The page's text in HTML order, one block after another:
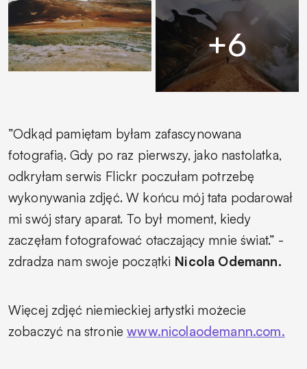
”Odkąd pamiętam byłam zafascynowana
fotografią. Gdy po raz pierwszy, jako nastolatka,
odkryłam serwis Flickr poczułam potrzebę
wykonywania zdjęć. W końcu mój tata podarował
mi swój stary aparat. To był moment, kiedy
zaczęłam fotografować otaczający mnie świat.” -
zdradza nam swoje początki Nicola Odemann.
Więcej zdjęć niemieckiej artystki możecie
zobaczyć na stroniewww.nicolaodemann.com.